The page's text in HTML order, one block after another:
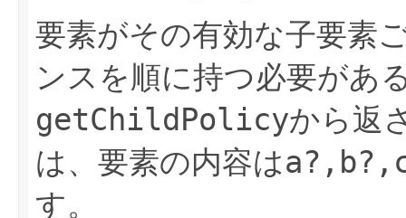
要素がその有効な子要素
ンスを順に持つ必要があ
getChildPolicyから返
は、要素の内容は
す。